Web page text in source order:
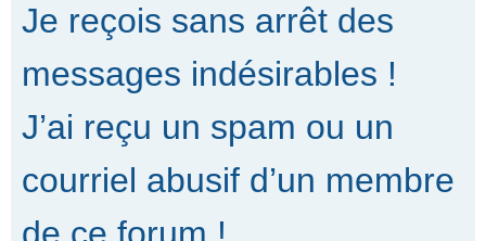
Je reçois sans arrêt des
messages indésirables !
J’ai reçu un spam ou un
courriel abusif d’un membre